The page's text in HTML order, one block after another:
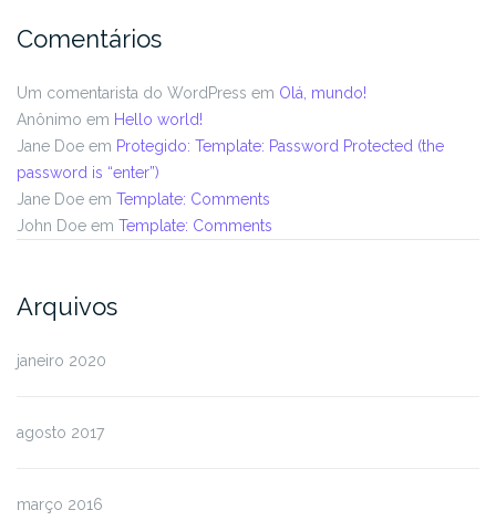
Comentários
Um comentarista do WordPress em Olá, mundo!
Anônimo em Hello world!
Jane Doe em Protegido: Template: Password Protected (the
password is “enter”)
Jane Doe em Template: Comments
John Doe em Template: Comments
Arquivos
janeiro 2020
agosto 2017
março 2016